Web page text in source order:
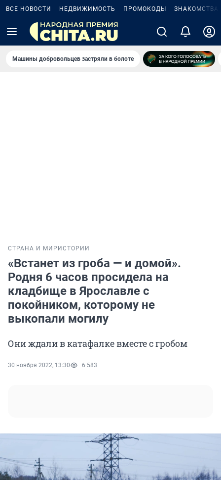
ВСЕ НОВОСТИ НЕДВИЖИМОСТЬ ПРОМОКОДЫ ЗНАКОМСТВА
Машины добровольцев застряли в болоте
СТРАНА И МИР ИСТОРИИ
«Встанет из гроба — и домой».
Родня 6 часов просидела на
кладбище в Ярославле с
покойником, которому не
выкопали могилу
Они ждали в катафалке вместе с гробом
30 ноября 2022, 13:30 6 583